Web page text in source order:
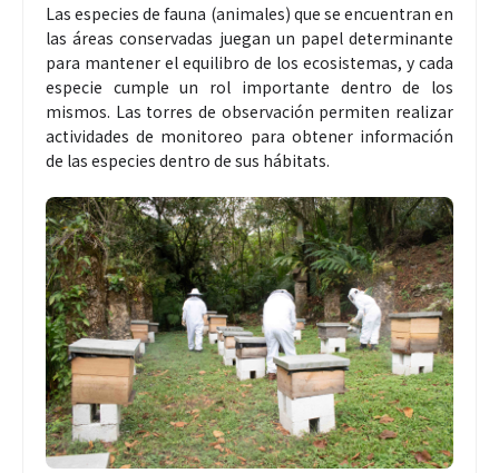
Las especies de fauna (animales) que se encuentran en
las áreas conservadas juegan un papel determinante
para mantener el equilibro de los ecosistemas, y cada
especie cumple un rol importante dentro de los
mismos. Las torres de observación permiten realizar
actividades de monitoreo para obtener información
de las especies dentro de sus hábitats.